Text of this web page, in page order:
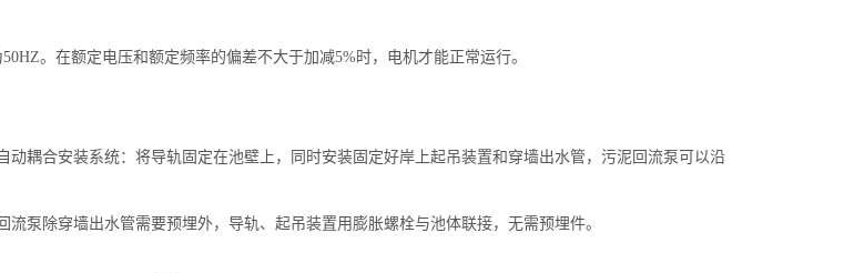
。在额定电压和额定频率的偏差不大于加减5%时，电机才能正常运行。
动耦合安装系统：将导轨固定在池壁上，同时安装固定好岸上起吊装置和穿墙出水管，污泥回流泵可以沿
流泵除穿墙出水管需要预埋外，导轨、起吊装置用膨胀螺栓与池体联接，无需预埋件。